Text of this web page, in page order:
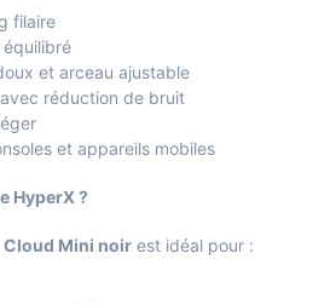
filaire
et arceau ajustable
réduction de bruit
et appareils mobiles
HyperX ?
Cloud Mini noir est idéal pour :